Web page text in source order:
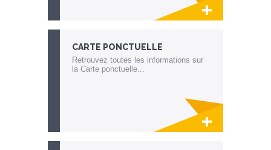
CARTE PONCTUELLE
Retrouvez toutes les informations sur
la Carte ponctuelle...